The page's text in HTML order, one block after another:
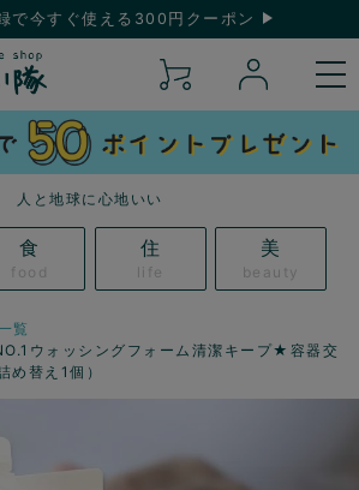
で今すぐ使える300円クーポン
人と地球に心地いい
食
food
住
life
美
beauty
覧
ウォッシングフォーム清潔キープ★容器交
替え1個）